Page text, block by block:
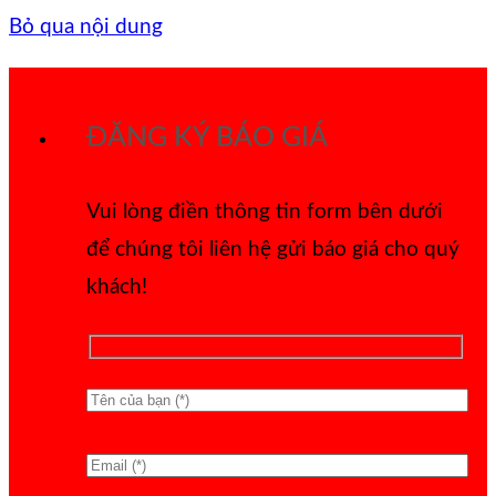
Bỏ qua nội dung
ĐĂNG KÝ BÁO GIÁ
Vui lòng điền thông tin form bên dưới
để chúng tôi liên hệ gửi báo giá cho quý
khách!